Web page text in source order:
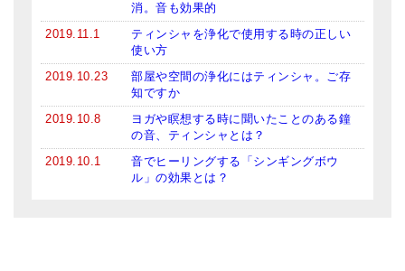
消。音も効果的
2019.11.1
ティンシャを浄化で使用する時の正しい
使い方
2019.10.23
部屋や空間の浄化にはティンシャ。ご存
知ですか
2019.10.8
ヨガや瞑想する時に聞いたことのある鐘
の音、ティンシャとは？
2019.10.1
音でヒーリングする「シンギングボウ
ル」の効果とは？